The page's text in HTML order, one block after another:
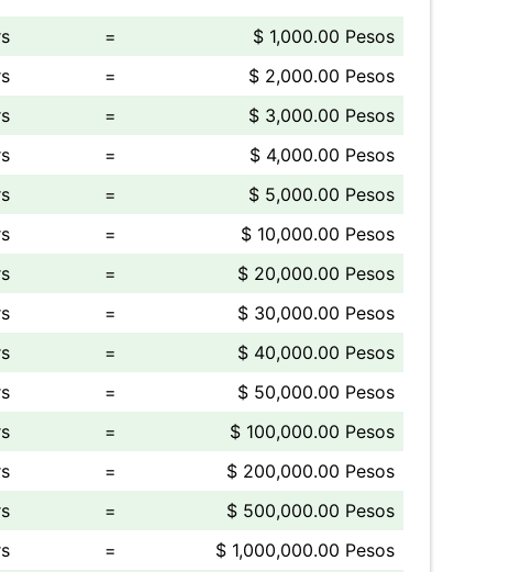
=
$ 1,000.00 Pesos
=
$ 2,000.00 Pesos
=
$ 3,000.00 Pesos
=
$ 4,000.00 Pesos
=
$ 5,000.00 Pesos
=
$ 10,000.00 Pesos
=
$ 20,000.00 Pesos
=
$ 30,000.00 Pesos
=
$ 40,000.00 Pesos
=
$ 50,000.00 Pesos
=
$ 100,000.00 Pesos
=
$ 200,000.00 Pesos
=
$ 500,000.00 Pesos
= $ 1,000,000.00 Pesos